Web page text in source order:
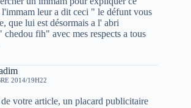
leur a dit ceci " le défunt vous
que lui est désormais a l' abri
chedou fih" avec mes respects a tous
2014/19H22
de votre article, un placard publicitaire